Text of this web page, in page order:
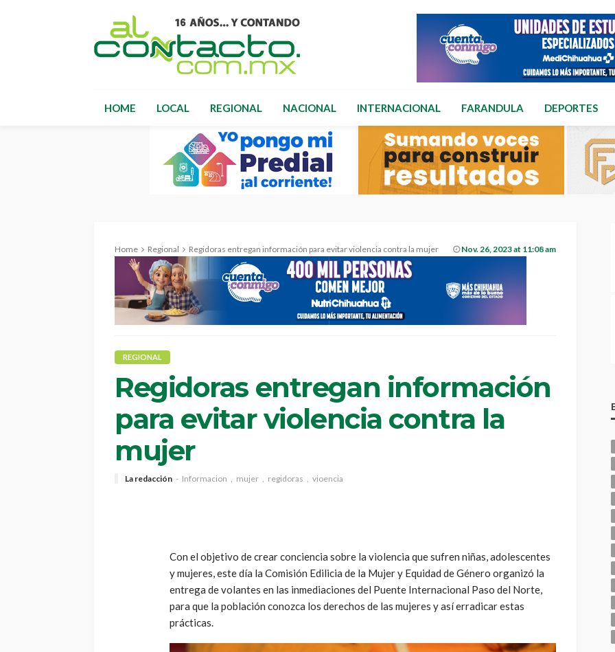
HOME LOCAL REGIONAL NACIONAL INTERNACIONAL FARANDULA DEPORTES
Home Regional Regidoras entregan información para evitar violencia contra la mujer Nov. 26, 2023 at 11:08 am
REGIONAL
Regidoras entregan información
para evitar violencia contra la
mujer
La redacción Informacion mujer regidoras vioencia
Con el objetivo de crear conciencia sobre la violencia que sufren niñas, adolescentes
y mujeres, este día la Comisión Edilicia de la Mujer y Equidad de Género organizó la
entrega de volantes en las inmediaciones del Puente Internacional Paso del Norte,
para que la población conozca los derechos de las mujeres y así erradicar estas
prácticas.